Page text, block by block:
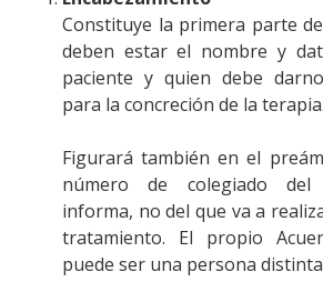
Constituye la primera parte
deben estar el nombre y
paciente y quien debe
para la concreción de la terapia.
Figurará también en el
número de colegiado del
informa, no del que va a
tratamiento. El propio
puede ser una persona